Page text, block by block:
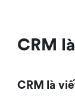
CRM
CRM là